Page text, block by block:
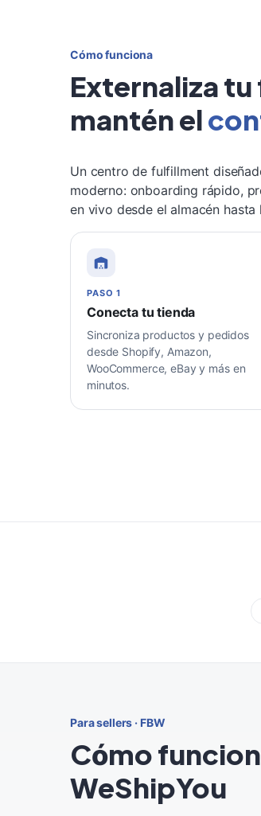
Cómo funciona
Externaliza
mantén el
Un centro de fulfillment
moderno: onboarding rápido,
en vivo desde el almacén
PASO 1
Conecta tu tienda
Sincroniza productos y pedidos
desde Shopify, Amazon,
WooCommerce, eBay y más en
minutos.
Para sellers · FBW
Cómo
WeShipYou